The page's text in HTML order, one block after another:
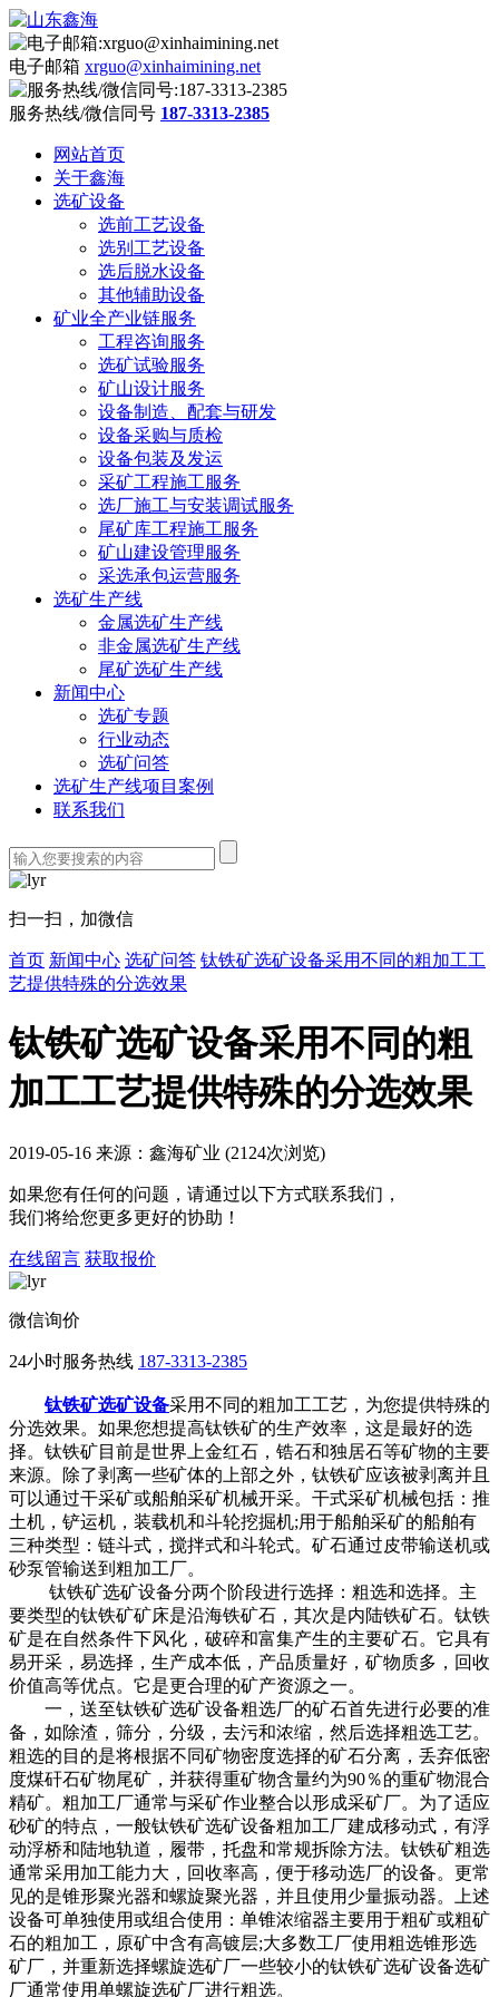
电子邮箱 xrguo@xinhaimining.net
服务热线/微信同号 187-3313-2385
网站首页
关于鑫海
选矿设备
选前工艺设备
选别工艺设备
选后脱水设备
其他辅助设备
矿业全产业链服务
工程咨询服务
选矿试验服务
矿山设计服务
设备制造、配套与研发
设备采购与质检
设备包装及发运
采矿工程施工服务
选厂施工与安装调试服务
尾矿库工程施工服务
矿山建设管理服务
采选承包运营服务
选矿生产线
金属选矿生产线
非金属选矿生产线
尾矿选矿生产线
新闻中心
选矿专题
行业动态
选矿问答
选矿生产线项目案例
联系我们
扫一扫，加微信
首页 新闻中心 选矿问答 钛铁矿选矿设备采用不同的粗加工工
艺提供特殊的分选效果
钛铁矿选矿设备采用不同的粗
加工工艺提供特殊的分选效果
2019-05-16 来源：鑫海矿业 (2124次浏览)
如果您有任何的问题，请通过以下方式联系我们，
我们将给您更多更好的协助！
在线留言 获取报价
微信询价
24小时服务热线 187-3313-2385
钛铁矿选矿设备采用不同的粗加工工艺，为您提供特殊的
分选效果。如果您想提高钛铁矿的生产效率，这是最好的选
择。钛铁矿目前是世界上金红石，锆石和独居石等矿物的主要
来源。除了剥离一些矿体的上部之外，钛铁矿应该被剥离并且
可以通过干采矿或船舶采矿机械开采。干式采矿机械包括：推
土机，铲运机，装载机和斗轮挖掘机;用于船舶采矿的船舶有
三种类型：链斗式，搅拌式和斗轮式。矿石通过皮带输送机或
砂泵管输送到粗加工厂。
钛铁矿选矿设备分两个阶段进行选择：粗选和选择。主
要类型的钛铁矿矿床是沿海铁矿石，其次是内陆铁矿石。钛铁
矿是在自然条件下风化，破碎和富集产生的主要矿石。它具有
易开采，易选择，生产成本低，产品质量好，矿物质多，回收
价值高等优点。它是更合理的矿产资源之一。
一，送至钛铁矿选矿设备粗选厂的矿石首先进行必要的准
备，如除渣，筛分，分级，去污和浓缩，然后选择粗选工艺。
粗选的目的是将根据不同矿物密度选择的矿石分离，丢弃低密
度煤矸石矿物尾矿，并获得重矿物含量约为90％的重矿物混合
精矿。粗加工厂通常与采矿作业整合以形成采矿厂。为了适应
砂矿的特点，一般钛铁矿选矿设备粗加工厂建成移动式，有浮
动浮桥和陆地轨道，履带，托盘和常规拆除方法。钛铁矿粗选
通常采用加工能力大，回收率高，便于移动选厂的设备。更常
见的是锥形聚光器和螺旋聚光器，并且使用少量振动器。上述
设备可单独使用或组合使用：单锥浓缩器主要用于粗矿或粗矿
石的粗加工，原矿中含有高镀层;大多数工厂使用粗选锥形选
矿厂，并重新选择螺旋选矿厂一些较小的钛铁矿选矿设备选矿
厂通常使用单螺旋选矿厂进行粗选。